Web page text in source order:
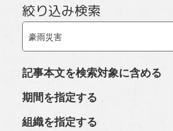
絞り込み検索
記事本文を検索対象に含める
期間を指定する
組織を指定する